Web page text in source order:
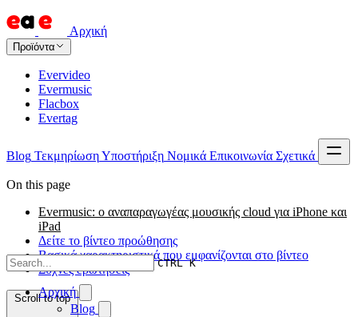
Αρχική
Προϊόντα
Evervideo
Evermusic
Flacbox
Evertag
Blog ΤεκμηρίωσηΥποστήριξη Νομικά Επικοινωνία Σχετικά
CTRL K
Αρχική
Blog
On this page
Evermusic: ο αναπαραγωγέας μουσικής cloud για iPhone και
iPad
Δείτε το βίντεο προώθησης
Βασικά χαρακτηριστικά που εμφανίζονται στο βίντεο
Συχνές ερωτήσεις
Scroll to top